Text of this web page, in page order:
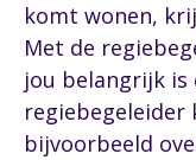
komt wonen,
Met de
jou belangrijk
regiebegeleider
bijvoorbeeld